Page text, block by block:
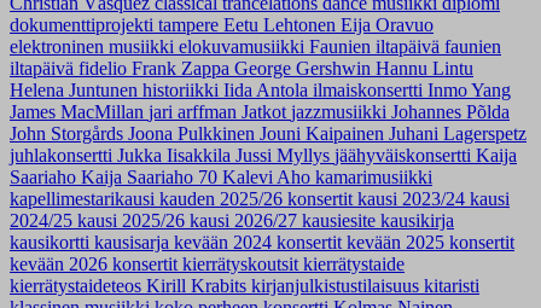
dokumenttiprojekti tampere Eetu Lehtonen Eija Oravuo
elektroninen musiikki elokuvamusiikki Faunien iltapäivä faunien
iltapäivä fidelio Frank Zappa George Gershwin Hannu Lintu
Helena Juntunen historiikki Iida Antola ilmaiskonsertti Inmo Yang
James MacMillan jari arffman Jatkot jazzmusiikki Johannes Põlda
John Storgårds Joona Pulkkinen Jouni Kaipainen Juhani Lagerspetz
juhlakonsertti Jukka Iisakkila Jussi Myllys jäähyväiskonsertti Kaija
Saariaho Kaija Saariaho 70 Kalevi Aho kamarimusiikki
kapellimestarikausi kauden 2025/26 konsertit kausi 2023/24 kausi
2024/25 kausi 2025/26 kausi 2026/27 kausiesite kausikirja
kausikortti kausisarja kevään 2024 konsertit kevään 2025 konsertit
kevään 2026 konsertit kierrätyskoutsit kierrätystaide
kierrätystaideteos Kirill Krabits kirjanjulkistustilaisuus kitaristi